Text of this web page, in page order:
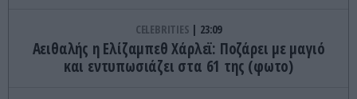
CELEBRITIES 23:09
Αειθαλής η Ελίζαμπεθ Χάρλεϊ: Ποζάρει με μαγιό
και εντυπωσιάζει στα 61 της (φωτο)